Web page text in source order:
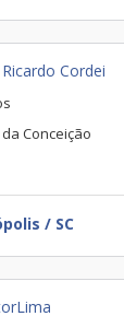
Cordei
Conceição
/ SC